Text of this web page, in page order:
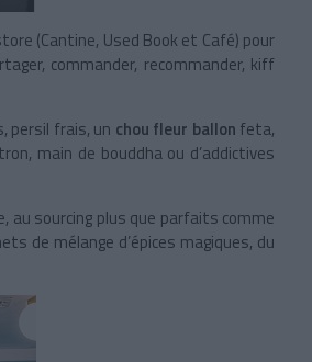
(Cantine, Used Book et Café) pour
commander, recommander, kiff
persil frais, un chou fleur ballon feta,
main de bouddha ou d’addictives
au sourcing plus que parfaits comme
de mélange d’épices magiques, du